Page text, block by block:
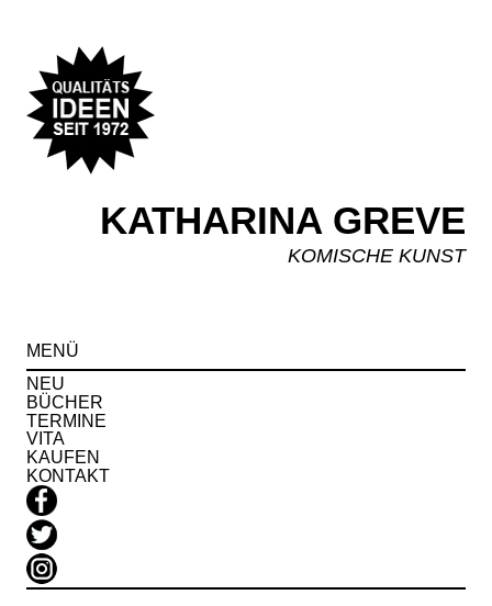
KATHARINA GREVE
KOMISCHE KUNST
MENÜ
NEU
BÜCHER
TERMINE
VITA
KAUFEN
KONTAKT